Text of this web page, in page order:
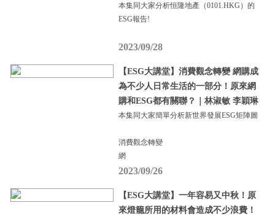
本集同大家分析恒隆地產（0101.HKG）的
ESG報告!
2023/09/28
【ESG大講堂】消費觀念轉變 網購成
為不少人日常生活的一部分！原來網
購和ESG都有關聯？｜林淑敏 李穎琳
本集同大家簡單分析新世界發展ESG矩陣圖
消費觀念轉變
網
2023/09/26
【ESG大講堂】一年容易又中秋！原
來燈籠所用的材料會造成不少浪費！